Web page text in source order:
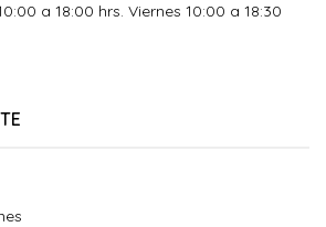
a 18:00 hrs. Viernes 10:00 a 18:30